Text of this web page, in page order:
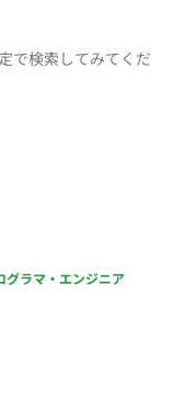
で検索してみてくだ
グラマ・エンジニア